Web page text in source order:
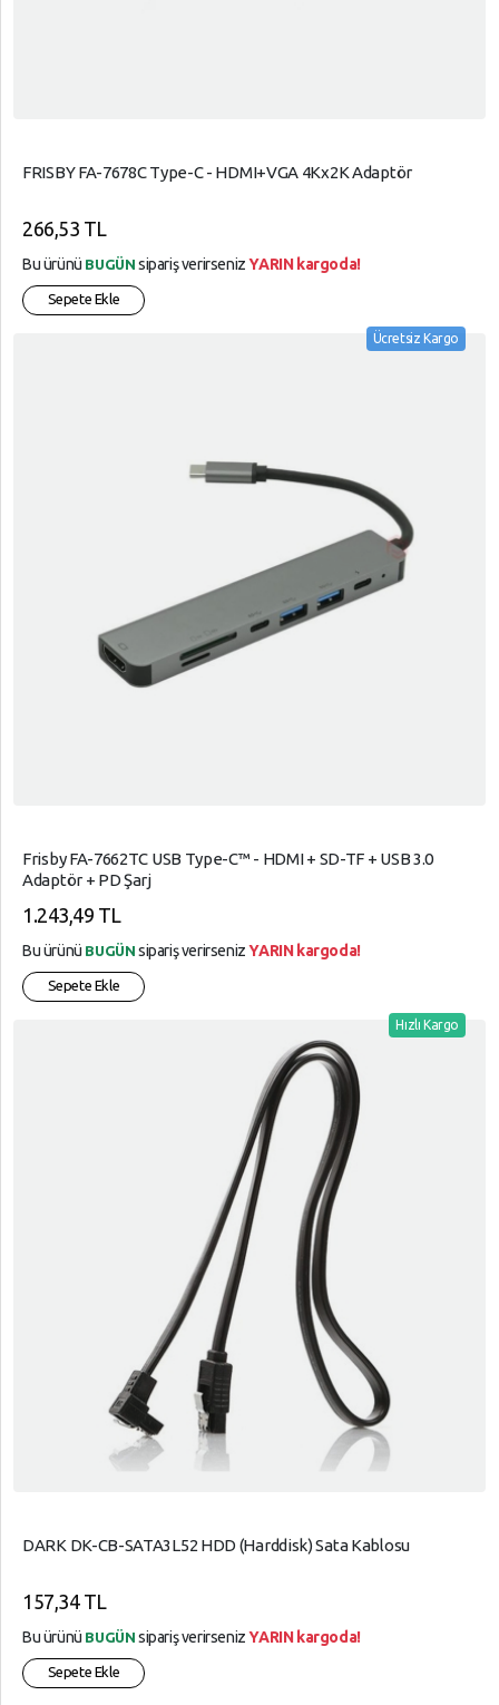
FRISBY FA-7678C Type-C - HDMI+VGA 4Kx2K Adaptör
266,53 TL
Bu ürünü BUGÜN sipariş verirsenizYARIN kargoda!
Sepete Ekle
Ücretsiz Kargo
Frisby FA-7662TC USB Type-C™ - HDMI + SD-TF + USB 3.0
Adaptör + PD Şarj
1.243,49 TL
Bu ürünü BUGÜN sipariş verirsenizYARIN kargoda!
Sepete Ekle
Hızlı Kargo
DARK DK-CB-SATA3L52 HDD (Harddisk) Sata Kablosu
157,34 TL
Bu ürünü BUGÜN sipariş verirsenizYARIN kargoda!
Sepete Ekle